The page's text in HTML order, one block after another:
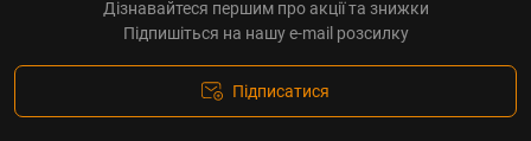
Дізнавайтеся першим про акції та знижки
Підпишіться на нашу e-mail розсилку
Підписатися